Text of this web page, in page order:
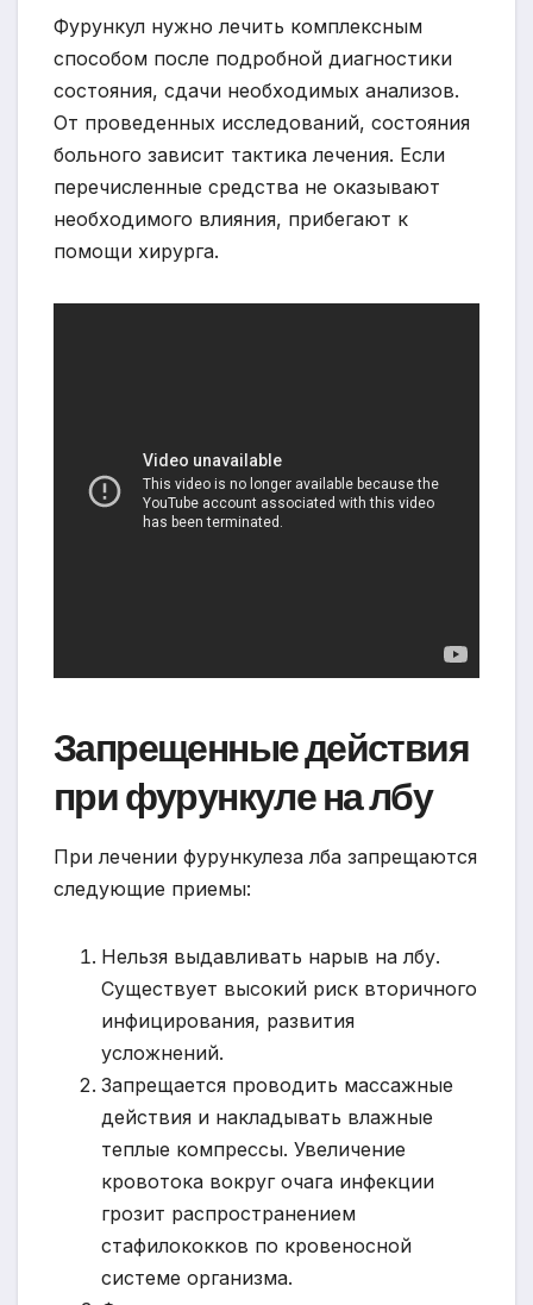
Фурункул нужно лечить комплексным
способом после подробной диагностики
состояния, сдачи необходимых анализов.
От проведенных исследований, состояния
больного зависит тактика лечения. Если
перечисленные средства не оказывают
необходимого влияния, прибегают к
помощи хирурга.
Запрещенные действия
при фурункуле на лбу
При лечении фурункулеза лба запрещаются
следующие приемы:
Нельзя выдавливать нарыв на лбу.
Существует высокий риск вторичного
инфицирования, развития
усложнений.
Запрещается проводить массажные
действия и накладывать влажные
теплые компрессы. Увеличение
кровотока вокруг очага инфекции
грозит распространением
стафилококков по кровеносной
системе организма.